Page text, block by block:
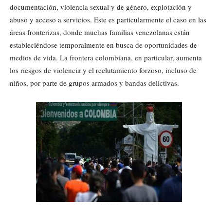
documentación, violencia sexual y de género, explotación y
abuso y acceso a servicios. Este es particularmente el caso en las
áreas fronterizas, donde muchas familias venezolanas están
estableciéndose temporalmente en busca de oportunidades de
medios de vida. La frontera colombiana, en particular, aumenta
los riesgos de violencia y el reclutamiento forzoso, incluso de
niños, por parte de grupos armados y bandas delictivas.